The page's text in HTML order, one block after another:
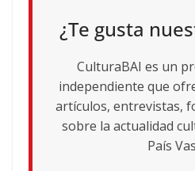
¿Te gusta
CulturaBAI es un
independiente que
artículos, entrevistas,
sobre la actualidad
País